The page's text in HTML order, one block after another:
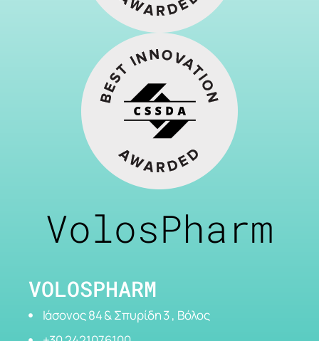
VolosPharm
VOLOSPHARM
Ιάσονος 84 & Σπυρίδη 3 , Βόλος